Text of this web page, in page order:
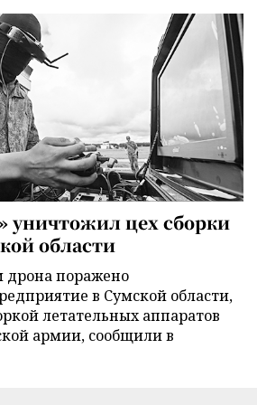
уничтожил цех сборки
области
поражено
в Сумской области,
летательных аппаратов
армии, сообщили в